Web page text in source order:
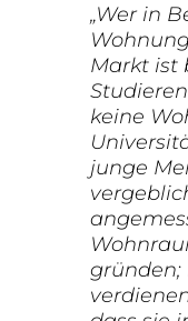
„Wer in
Markt ist
keine
junge
gründen;